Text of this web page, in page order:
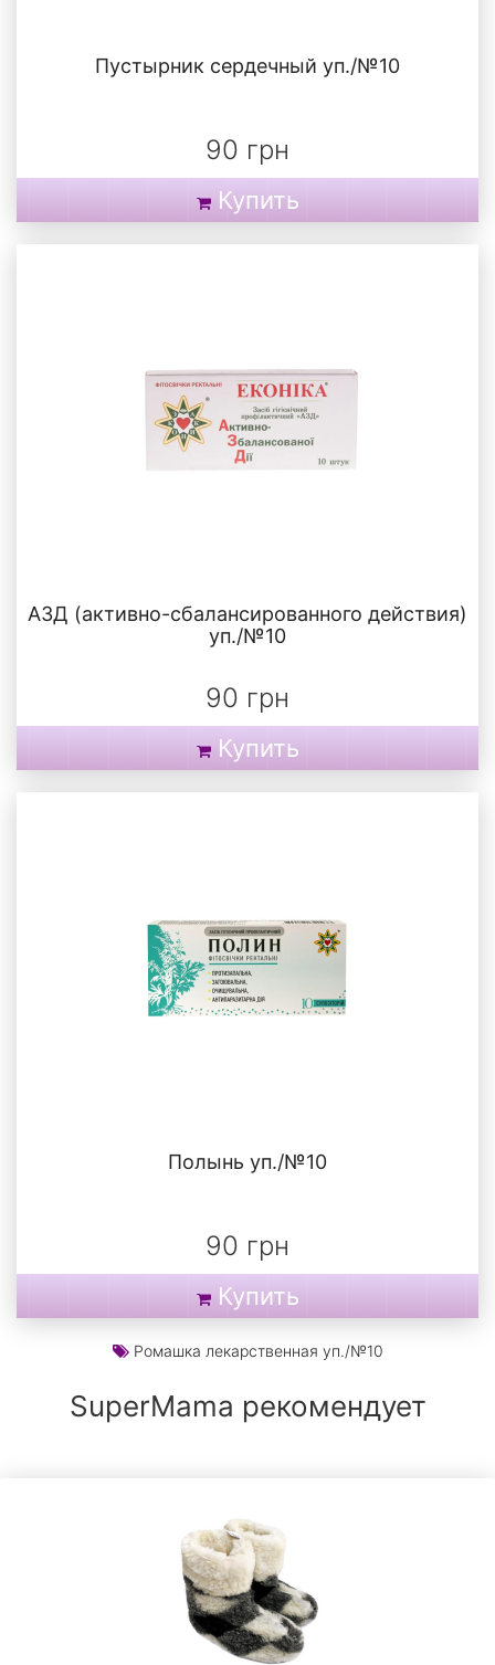
Пустырник сердечный уп./№10
90 грн
Купить
АЗД (активно-сбалансированного действия)
уп./№10
90 грн
Купить
Полынь уп./№10
90 грн
Купить
Ромашка лекарственная уп./№10
SuperMama рекомендует